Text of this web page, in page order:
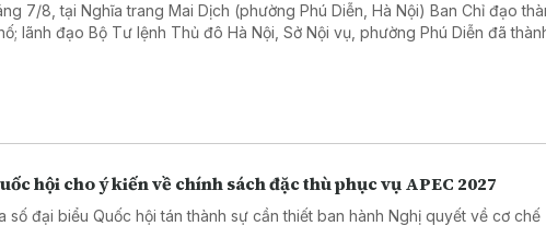
7/8, tại Nghĩa trang Mai Dịch (phường Phú Diễn, Hà Nội) Ban Chỉ đạo
lãnh đạo Bộ Tư lệnh Thủ đô Hà Nội, Sở Nội vụ, phường Phú Diễn đã
hội cho ý kiến về chính sách đặc thù phục vụ APEC 2027
số đại biểu Quốc hội tán thành sự cần thiết ban hành Nghị quyết về cơ chế